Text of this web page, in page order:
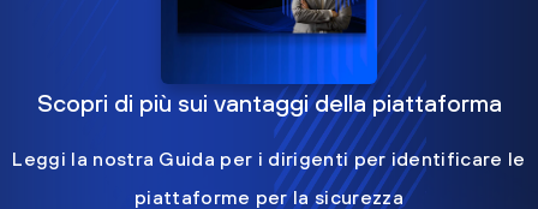
Scopri di più sui vantaggi della piattaforma
Leggi la nostra Guida per i dirigenti per identificare le
piattaforme per la sicurezza